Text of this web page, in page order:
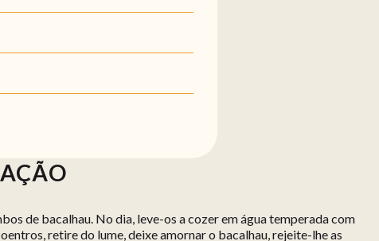
de bacalhau. No dia, leve-os a cozer em água temperada com
retire do lume, deixe amornar o bacalhau, rejeite-lhe as